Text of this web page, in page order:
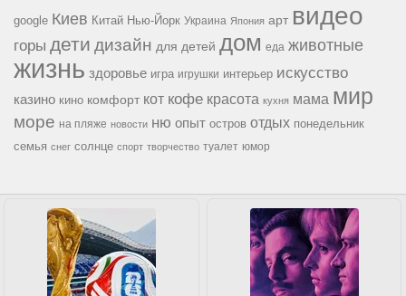
google Киев Китай Нью-Йорк Украина Япония арт видео
горы дети дизайн для детей дом еда животные
жизнь здоровье игра игрушки интерьер искусство
казино кино комфорт кот кофе красота кухня мама мир
море на пляже новости ню опыт остров отдых понедельник
семья снег солнце спорт творчество туалет юмор